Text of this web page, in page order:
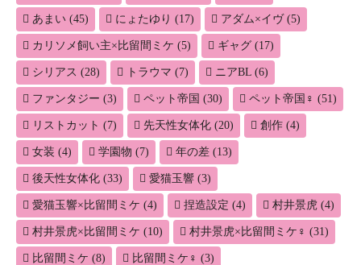
あまい (45) にょたゆり (17) アダム×イヴ(5)
カリソメ飼い主×比留間ミケ (5) ギャグ (17)
シリアス (28) トラウマ (7) ニアBL (6)
ファンタジー (3) ペット帝国 (30) ペット帝国♀ (51)
リストカット (7) 先天性女体化 (20) 創作 (4)
女装 (4) 学園物 (7) 年の差 (13)
後天性女体化 (33) 愛猫玉響 (3)
愛猫玉響×比留間ミケ (4) 捏造設定 (4) 村井景虎 (4)
村井景虎×比留間ミケ (10) 村井景虎×比留間ミケ♀ (31)
比留間ミケ (8) 比留間ミケ♀ (3)